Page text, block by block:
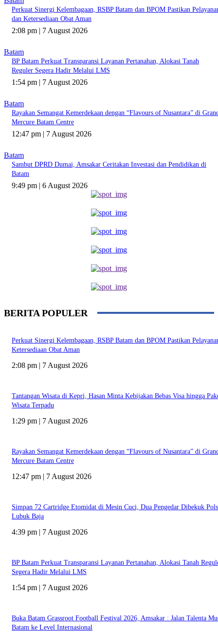
Perkuat Sinergi Kelembagaan, RSBP Batam dan BPOM Pastikan
dan Ketersediaan Obat Aman
2:08 pm | 7 August 2026
Batam
BP Batam Perkuat Transparansi Layanan Pertanahan, Alokasi Tanah
Reguler Segera Hadir Melalui LMS
1:54 pm | 7 August 2026
Batam
Rayakan Semangat Kemerdekaan dengan “Flavours of Nusantara” di
Mercure Batam Centre
12:47 pm | 7 August 2026
Batam
Sambut DPRD Dumai, Amsakar Ceritakan Investasi dan Pendidikan di
Batam
9:49 pm | 6 August 2026
BERITA POPULER
Perkuat Sinergi Kelembagaan, RSBP Batam dan BPOM Pastikan
Ketersediaan Obat Aman
2:08 pm | 7 August 2026
Tantangan Wisata di Kepri, Hasan Minta Kebijakan Bebas Visa hingga
Wisata Terpadu
1:29 pm | 7 August 2026
Rayakan Semangat Kemerdekaan dengan “Flavours of Nusantara” di
Mercure Batam Centre
12:47 pm | 7 August 2026
Simpan 72 Cartridge Etomidat di Mesin Cuci, Dua Pengedar Dibekuk
Lubuk Baja
4:39 pm | 7 August 2026
BP Batam Perkuat Transparansi Layanan Pertanahan, Alokasi Tanah
Segera Hadir Melalui LMS
1:54 pm | 7 August 2026
Buka Batam Grassroot Football Festival 2026, Amsakar : Jalan Talenta
Batam ke Level Internasional